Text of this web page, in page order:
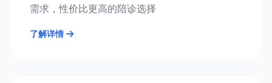
需求，性价比更高的陪诊选择
了解详情